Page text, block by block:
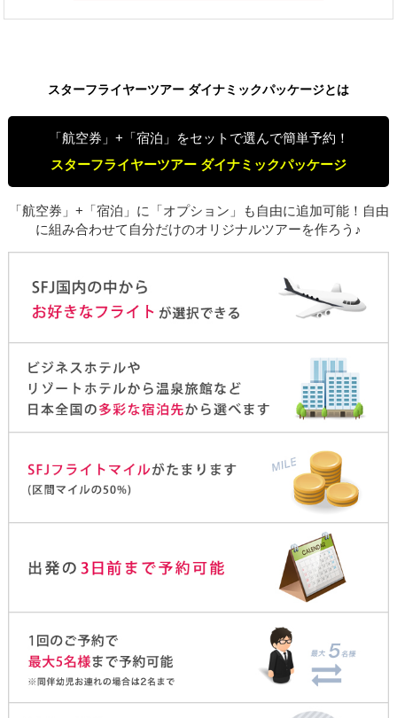
スターフライヤーツアー ダイナミックパッケージとは
「航空券」+「宿泊」をセットで選んで簡単予約！
スターフライヤーツアー ダイナミックパッケージ
「航空券」+「宿泊」に「オプション」も自由に追加可能！自由
に組み合わせて自分だけのオリジナルツアーを作ろう♪